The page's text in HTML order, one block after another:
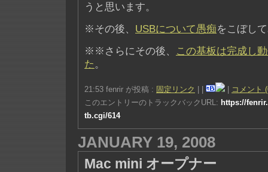
うと思います。
※その後、 USBについて愚痴をこぼし
※※さらにその後、 この基板は完成し
た。
21:53 fenrir が投稿 : 固定リンク
コメント
このエントリーのトラックバックURL: https://
tb.cgi/614
JANUARY 19, 2008
Mac mini オープナー